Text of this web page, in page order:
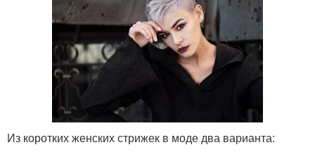
Из коротких женских стрижек в моде два варианта: